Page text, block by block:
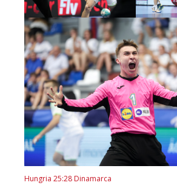
Hungria 25:28 Dinamarca